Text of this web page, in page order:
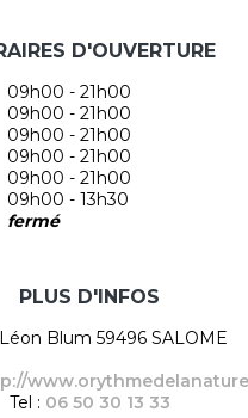
D'OUVERTURE
09h00 - 21h00
09h00 - 21h00
09h00 - 21h00
09h00 - 21h00
09h00 - 21h00
09h00 - 13h30
fermé
PLUS D'INFOS
Blum 59496 SALOME
Tel : 06 50 30 13 33